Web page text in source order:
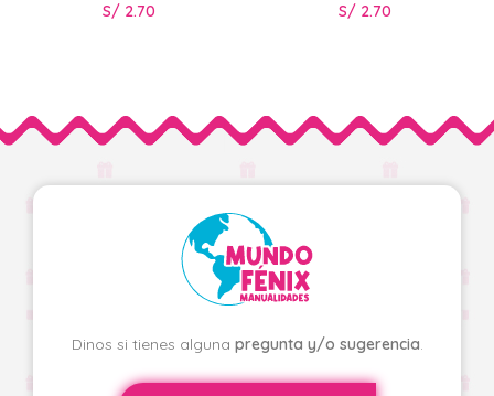
S/ 2.70 S/ 2.70
Dinos si tienes alguna pregunta y/o sugerencia.